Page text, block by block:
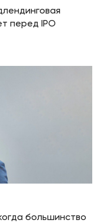
перед IPO
большинство